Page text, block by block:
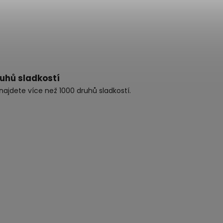
sladkostí
více než 1000 druhů sladkostí.